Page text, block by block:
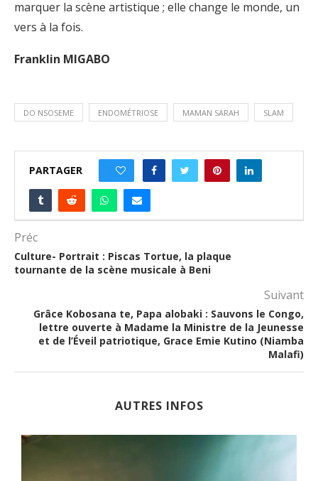
marquer la scène artistique ; elle change le monde, un
vers à la fois.
Franklin MIGABO
DO NSOSEME ENDOMÉTRIOSE MAMAN SARAH SLAM
PARTAGER
Préc
Culture- Portrait : Piscas Tortue, la plaque
tournante de la scène musicale à Beni
Suivant
Grâce Kobosana te, Papa alobaki : Sauvons le Congo,
lettre ouverte à Madame la Ministre de la Jeunesse
et de l’Éveil patriotique, Grace Emie Kutino (Niamba
Malafi)
AUTRES INFOS